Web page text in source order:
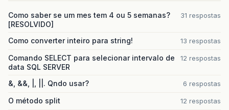
Como saber se um mes tem 4 ou 5 semanas?
[RESOLVIDO]
31 respostas
Como converter inteiro para string! 13 respostas
Comando SELECT para selecionar intervalo de
data SQL SERVER
12 respostas
&, &&, |, ||. Qndo usar? 6 respostas
O método split 12 respostas